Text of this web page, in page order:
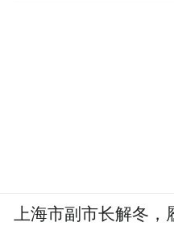
上海市副市长解冬，